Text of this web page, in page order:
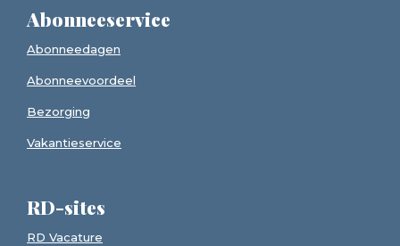
Abonneeservice
Abonneedagen
Abonneevoordeel
Bezorging
Vakantieservice
RD-sites
RD Vacature